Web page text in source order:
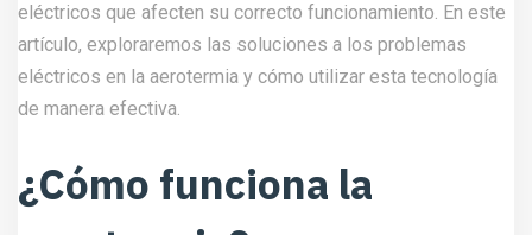
eléctricos que afecten su correcto funcionamiento. En este
artículo, exploraremos las soluciones a los problemas
eléctricos en la aerotermia y cómo utilizar esta tecnología
de manera efectiva.
¿Cómo funciona la